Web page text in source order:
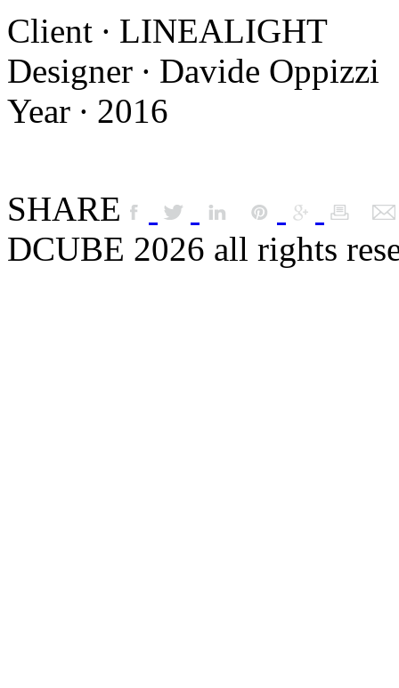
Client ∙ LINEALIGHT
Designer ∙ Davide Oppizzi
Year ∙ 2016
SHARE
DCUBE 2026 all rights